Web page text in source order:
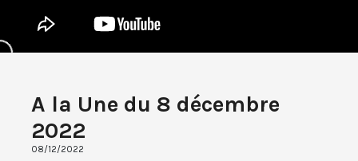
A la Une du 8 décembre
2022
08/12/2022